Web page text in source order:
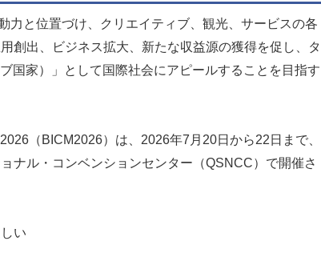
力と位置づけ、クリエイティブ、観光、サービスの各
創出、ビジネス拡大、新たな収益源の獲得を促し、タ
国家）」として国際社会にアピールすることを目指す
（BICM2026）は、2026年7月20日から22日まで、
ナル・コンベンションセンター（QSNCC）で開催さ
い